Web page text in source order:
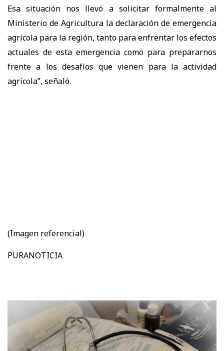
Esa situación nos llevó a solicitar formalmente al
Ministerio de Agricultura la declaración de emergencia
agrícola para la región, tanto para enfrentar los efectos
actuales de esta emergencia como para prepararnos
frente a los desafíos que vienen para la actividad
agrícola”, señaló.
(Imagen referencial)
PURANOTICIA